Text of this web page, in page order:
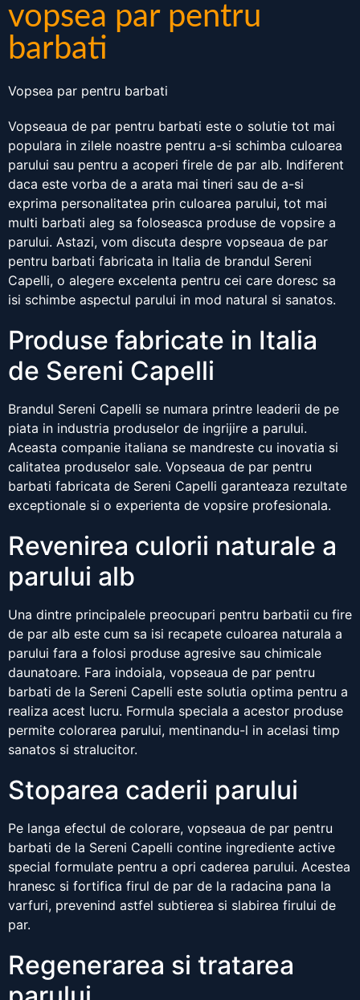
vopsea par pentru
barbati
Vopsea par pentru barbati
Vopseaua de par pentru barbati este o solutie tot mai
populara in zilele noastre pentru a-si schimba culoarea
parului sau pentru a acoperi firele de par alb. Indiferent
daca este vorba de a arata mai tineri sau de a-si
exprima personalitatea prin culoarea parului, tot mai
multi barbati aleg sa foloseasca produse de vopsire a
parului. Astazi, vom discuta despre vopseaua de par
pentru barbati fabricata in Italia de brandul Sereni
Capelli, o alegere excelenta pentru cei care doresc sa
isi schimbe aspectul parului in mod natural si sanatos.
Produse fabricate in Italia
de Sereni Capelli
Brandul Sereni Capelli se numara printre leaderii de pe
piata in industria produselor de ingrijire a parului.
Aceasta companie italiana se mandreste cu inovatia si
calitatea produselor sale. Vopseaua de par pentru
barbati fabricata de Sereni Capelli garanteaza rezultate
exceptionale si o experienta de vopsire profesionala.
Revenirea culorii naturale a
parului alb
Una dintre principalele preocupari pentru barbatii cu fire
de par alb este cum sa isi recapete culoarea naturala a
parului fara a folosi produse agresive sau chimicale
daunatoare. Fara indoiala, vopseaua de par pentru
barbati de la Sereni Capelli este solutia optima pentru a
realiza acest lucru. Formula speciala a acestor produse
permite colorarea parului, mentinandu-l in acelasi timp
sanatos si stralucitor.
Stoparea caderii parului
Pe langa efectul de colorare, vopseaua de par pentru
barbati de la Sereni Capelli contine ingrediente active
special formulate pentru a opri caderea parului. Acestea
hranesc si fortifica firul de par de la radacina pana la
varfuri, prevenind astfel subtierea si slabirea firului de
par.
Regenerarea si tratarea